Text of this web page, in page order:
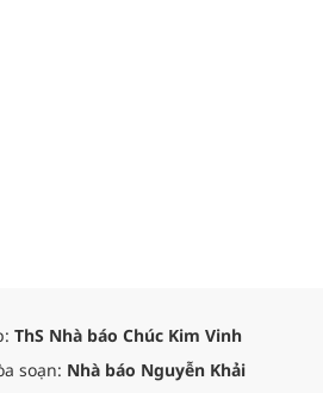
ThS Nhà báo Chúc Kim Vinh
soạn: Nhà báo Nguyễn Khải